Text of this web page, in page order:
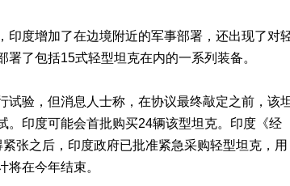
度增加了在边境附近的军事部署，还出现了对
了包括15式轻型坦克在内的一系列装备。
验，但消息人士称，在协议最终敲定之前，该坦
。印度可能会首批购买24辆该型坦克。印度《经
张之后，印度政府已批准紧急采购轻型坦克，用
在今年结束。